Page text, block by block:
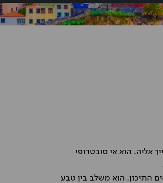
אליה. הוא אי סובטרופי
התיכון. הוא משלב בין טבע
Avner Goren
פורטוגל כולל ביטוח ביטול השתתפות עצמי.